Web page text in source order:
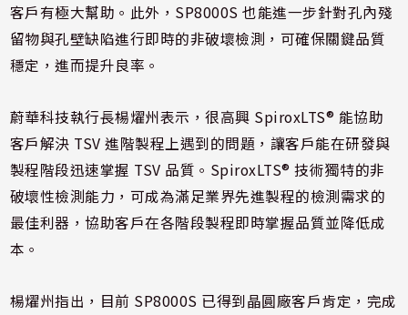
客戶有極大幫助。此外，SP8000S 也能進一步針對孔內殘
留物與孔壁缺陷進行即時的非破壞檢測，可確保關鍵品質
穩定，進而提升良率。
蔚華科技執行長楊燿州表示，很高興 SpiroxLTS® 能協助
客戶解決 TSV 進階製程上遇到的問題，讓客戶能在研發與
製程階段迅速掌握 TSV 品質。SpiroxLTS® 技術獨特的非
破壞性檢測能力，可成為滿足業界先進製程的檢測需求的
最佳利器，協助客戶在各階段製程即時掌握品質並降低成
本。
楊燿州指出，目前 SP8000S 已得到晶圓廠客戶肯定，完成